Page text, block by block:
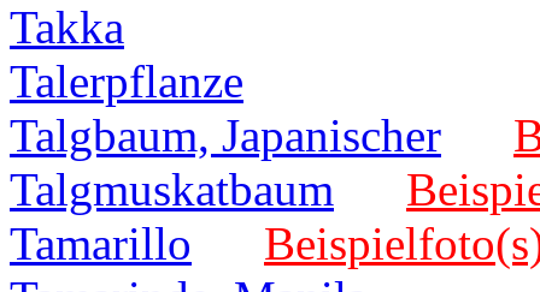
Takka
Talerpflanze
Talgbaum, Japanischer
Talgmuskatbaum
Tamarillo